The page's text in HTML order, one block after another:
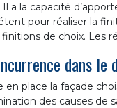
a la capacité
pour réaliser la
de choix. Les
dans
place la façade
des causes de